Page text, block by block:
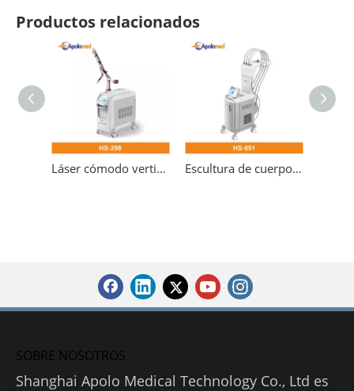
Productos relacionados
Láser cómodo vertical Nd Yag de picosegundo para eliminación de tatuajes Escultura de cuerpo láser de diodo delgado de cuerpo seguro vertical
SOBRE NOSOTROS
Shanghai Apolo Medical Technology Co., Ltd es